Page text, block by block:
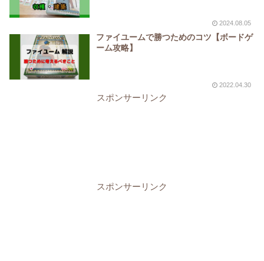
2024.08.05
ファイユームで勝つためのコツ【ボードゲ
ーム攻略】
2022.04.30
スポンサーリンク
スポンサーリンク